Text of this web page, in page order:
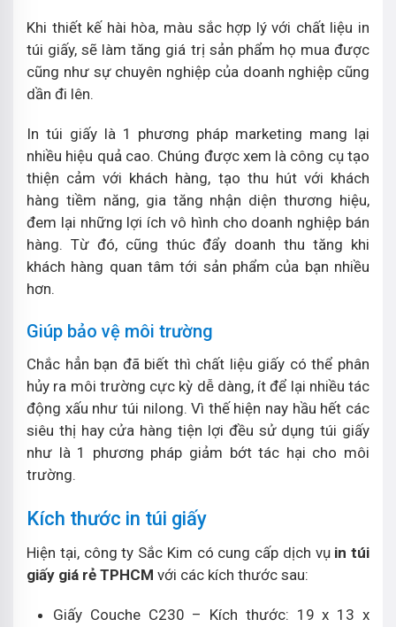
Khi thiết kế hài hòa, màu sắc hợp lý với chất liệu in
túi giấy, sẽ làm tăng giá trị sản phẩm họ mua được
cũng như sự chuyên nghiệp của doanh nghiệp cũng
dần đi lên.
In túi giấy là 1 phương pháp marketing mang lại
nhiều hiệu quả cao. Chúng được xem là công cụ tạo
thiện cảm với khách hàng, tạo thu hút với khách
hàng tiềm năng, gia tăng nhận diện thương hiệu,
đem lại những lợi ích vô hình cho doanh nghiệp bán
hàng. Từ đó, cũng thúc đẩy doanh thu tăng khi
khách hàng quan tâm tới sản phẩm của bạn nhiều
hơn.
Giúp bảo vệ môi trường
Chắc hẳn bạn đã biết thì chất liệu giấy có thể phân
hủy ra môi trường cực kỳ dễ dàng, ít để lại nhiều tác
động xấu như túi nilong. Vì thế hiện nay hầu hết các
siêu thị hay cửa hàng tiện lợi đều sử dụng túi giấy
như là 1 phương pháp giảm bớt tác hại cho môi
trường.
Kích thước in túi giấy
Hiện tại, công ty Sắc Kim có cung cấp dịch vụ in túi
giấy giá rẻ TPHCM với các kích thước sau:
Giấy Couche C230 – Kích thước: 19 x 13 x